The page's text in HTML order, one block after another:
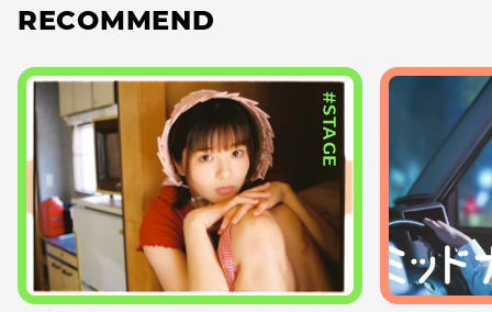
RECOMMEND
#STAGE